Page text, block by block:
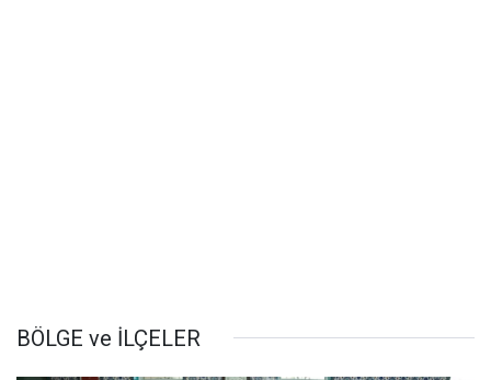
BÖLGE ve İLÇELER